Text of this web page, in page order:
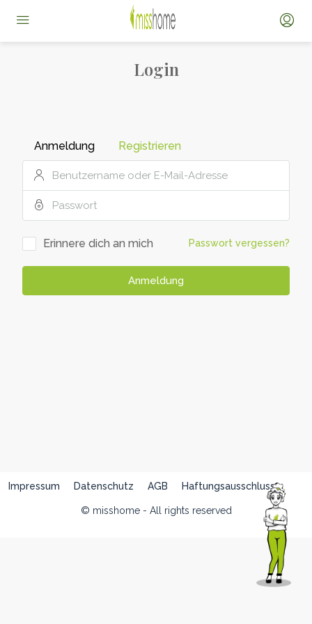
Login
Anmeldung Registrieren
Erinnere dich an mich Passwort vergessen?
Anmeldung
Impressum Datenschutz AGB Haftungsausschluss
© misshome - All rights reserved